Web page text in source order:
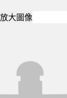
大圖像